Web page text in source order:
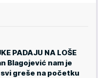
PADAJU NA LOŠE
Blagojević nam je
greše na početku